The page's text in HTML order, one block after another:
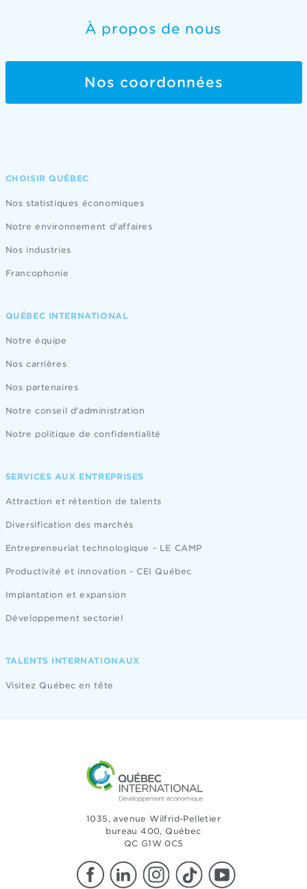
À propos de nous
Nos coordonnées
CHOISIR QUÉBEC
Nos statistiques économiques
Notre environnement d'affaires
Nos industries
Francophonie
QUÉBEC INTERNATIONAL
Notre équipe
Nos carrières
Nos partenaires
Notre conseil d'administration
Notre politique de confidentialité
SERVICES AUX ENTREPRISES
Attraction et rétention de talents
Diversification des marchés
Entrepreneuriat technologique - LE CAMP
Productivité et innovation - CEI Québec
Implantation et expansion
Développement sectoriel
TALENTS INTERNATIONAUX
Visitez Québec en tête
1035, avenue Wilfrid-Pelletier
bureau 400, Québec
QC G1W 0C5